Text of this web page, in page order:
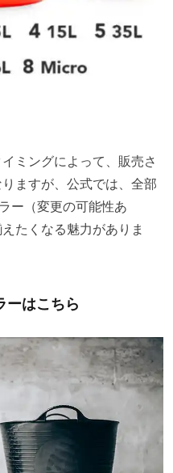
ミングによって、販売さ
ますが、公式では、全部
ー（変更の可能性あ
たくなる魅力がありま
ーはこちら